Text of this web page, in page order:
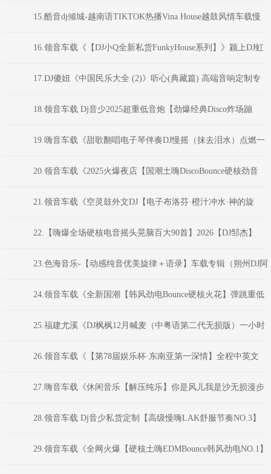
子NO.1】弹跳重低音》Dj红仔Mix)
15.酷音dj倾城-越南语TIKTOK热播Vina House越鼓风情车载慢
摇舞曲串烧16.领音车载《【DJ小Q全新私货FunkyHouse系列】》颍上DJ虹
17.DJ傻妞《中国民乐大全 (2)》听心(典藏篇) 高端音响定制专
业示范碟(.11-Mix)
18.领音车载 Dj音少2025超重低音炮【劲爆经典Disco炸场蹦
迪】跳舞现场嗨碟
19.嗨音车载《甜歌翻唱电子琴伴奏DJ慢摇（抹去泪水）点燃一
根烟车载串烧V2》 DJ小花
20.领音车载《2025火爆夜店【国潮土嗨DiscoBounce硬核劲音
NO.8】弹跳重低音》(Dj红仔Mix)
21.领音车载《空灵鼓外文DJ【电子布洛芬·橙汁冲水·神的旋
律】》颍上DJ虹君
22.【嗨爆全场硬核电音摇头晃脑百大90首】2026【DJ邹杰】
23.色海音乐-【动感纯音优美旋律＋语录】车载专辑（朔州DJ阿
24.领音车载《全新国潮【韩风劲电Bounce硬核火花】弹跳重低
音》(Dj红仔Mix)
25.福建尤溪《DJ枫枫12月喊麦（中粤语第二代无损版）一小时
春节回家必备喊麦串烧》福建DJ阿财
26.领音车载《【第78届娱乐杯·东南亚第一深情】全程中英文
ClubHouse音乐·以后非金币不可下载》权少音乐
27.嗨音车载《休闲音乐【解压纯乐】你是风儿我是沙无损漫步
睡前必备精选串烧》 河南DJ彦航
28.领音车载 Dj音少私货定制【高级慢嗨LAK舒服节奏NO.3】
弹跳越鼓VK电音
29.领音车载《全网火爆【硬核土嗨EDMBounce韩风劲电NO.1】